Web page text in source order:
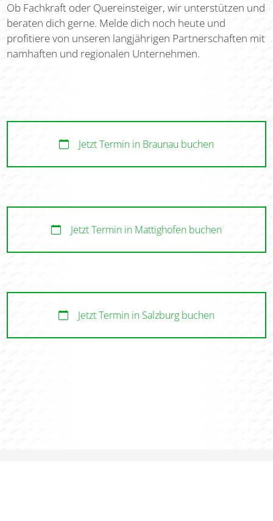
Ob Fachkraft oder Quereinsteiger, wir unterstützen und
beraten dich gerne. Melde dich noch heute und
profitiere von unseren langjährigen Partnerschaften mit
namhaften und regionalen Unternehmen.
Jetzt Termin in Braunau buchen
Jetzt Termin in Mattighofen buchen
Jetzt Termin in Salzburg buchen